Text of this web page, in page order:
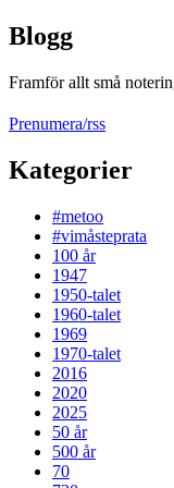
Blogg
Framför allt små
Prenumera/rss
Kategorier
#metoo
#vimåsteprata
100 år
1947
1950-talet
1960-talet
1969
1970-talet
2016
2020
2025
50 år
500 år
70